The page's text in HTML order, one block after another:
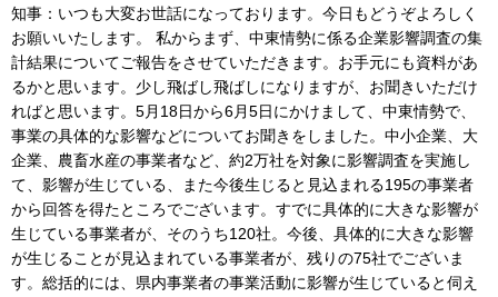
知事：いつも大変お世話になっております。今日もどうぞよろしく
お願いいたします。 私からまず、中東情勢に係る企業影響調査の集
計結果についてご報告をさせていただきます。お手元にも資料があ
るかと思います。少し飛ばし飛ばしになりますが、お聞きいただけ
ればと思います。5月18日から6月5日にかけまして、中東情勢で、
事業の具体的な影響などについてお聞きをしました。中小企業、大
企業、農畜水産の事業者など、約2万社を対象に影響調査を実施し
て、影響が生じている、また今後生じると見込まれる195の事業者
から回答を得たところでございます。すでに具体的に大きな影響が
生じている事業者が、そのうち120社。今後、具体的に大きな影響
が生じることが見込まれている事業者が、残りの75社でございま
す。総括的には、県内事業者の事業活動に影響が生じていると伺え